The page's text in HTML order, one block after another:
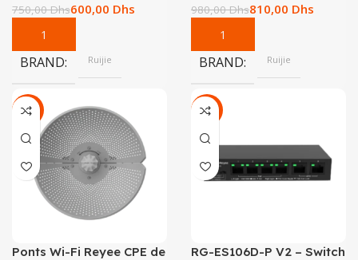
750,00Dhs600,00 Dhs
BRAND Ruijie
980,00Dhs810,00 Dhs
BRAND Ruijie
-27%
Ponts Wi-Fi Reyee CPE de
-19%
RG-ES106D-P V2 – Switch